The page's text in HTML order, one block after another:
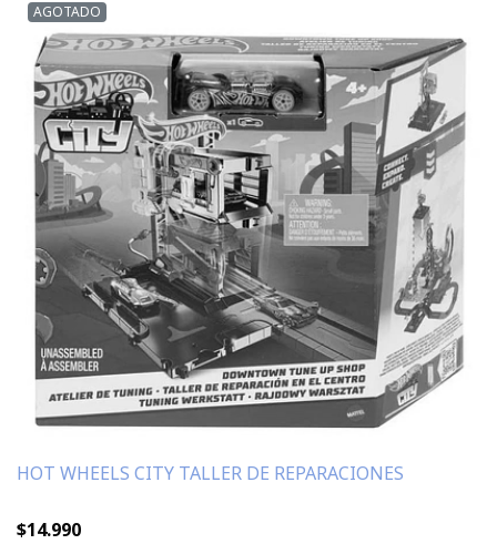
AGOTADO
HOT WHEELS CITY TALLER DE REPARACIONES
$14.990